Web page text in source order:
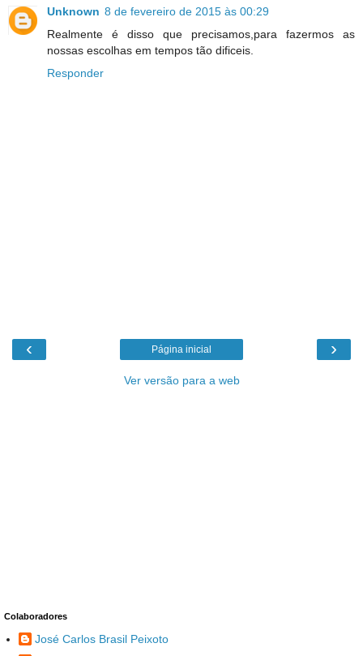
Unknown 8 de fevereiro de 2015 às 00:29
Realmente é disso que precisamos,para fazermos as
nossas escolhas em tempos tão dificeis.
Responder
‹ ›
Página inicial
Ver versão para a web
Colaboradores
José Carlos Brasil Peixoto